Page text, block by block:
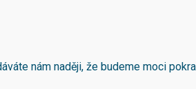
nám naději, že budeme moci